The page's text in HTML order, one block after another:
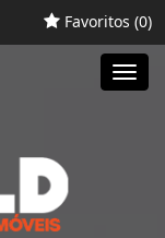
Favoritos (0)